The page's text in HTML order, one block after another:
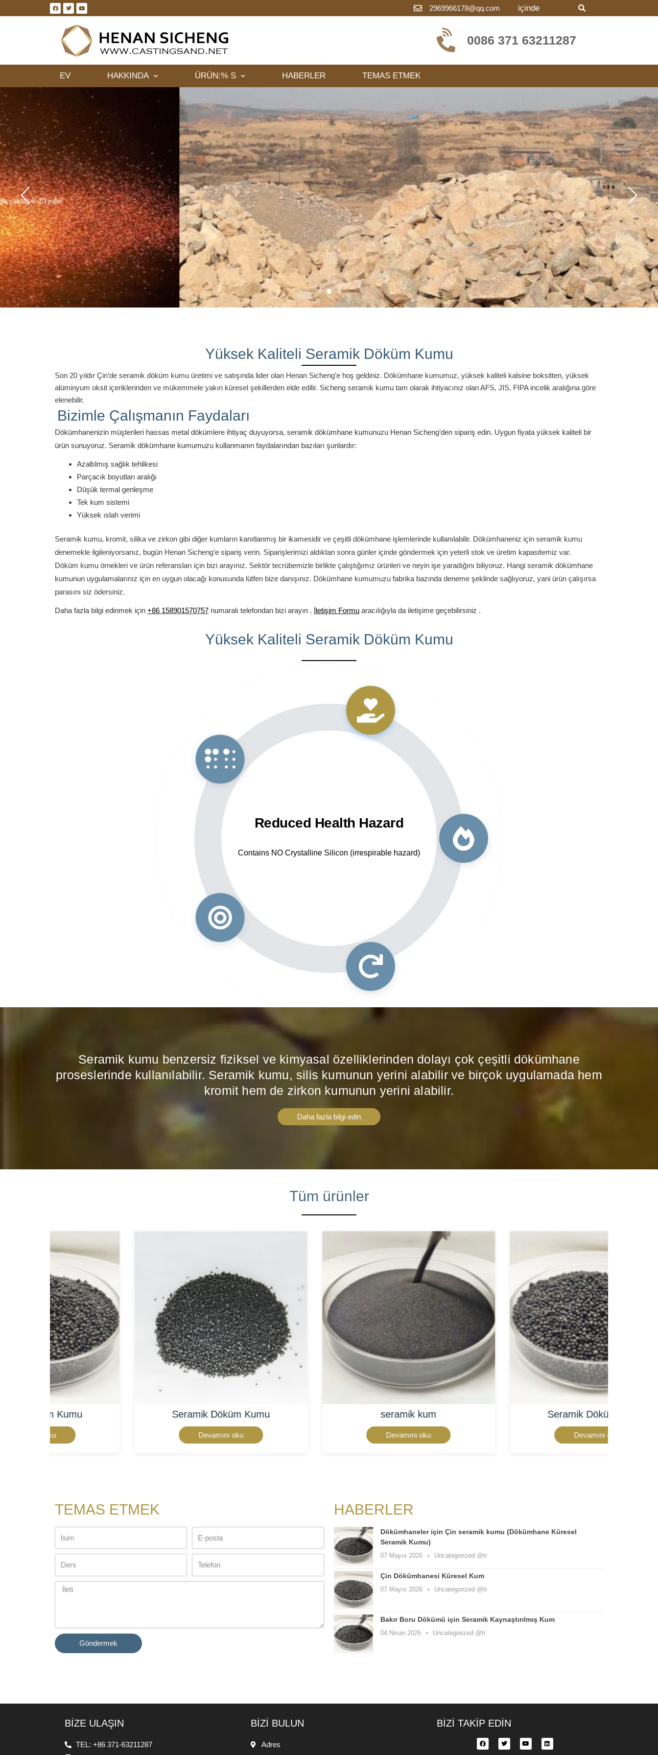
2969966178@qq.com içinde
0086 371 63211287
EV HAKKINDA ÜRÜN:% S HABERLER TEMAS ETMEK
BİLGİ
İnce yüzey pürüzsüzlüğü ve hava geçirgenliği avantajı ile hassas döküm, kaplamalı kum ve kendiliğinden sertleşen kum vb. için yeni tip bir
döküm malzemesidir.
Yüksek Kaliteli Seramik Döküm Kumu
Son 20 yıldır Çin’de seramik döküm kumu üretimi ve satışında lider olan Henan Sicheng’e hoş geldiniz. Dökümhane kumumuz, yüksek kaliteli kalsine boksitten, yüksek
alüminyum oksit içeriklerinden ve mükemmele yakın küresel şekillerden elde edilir. Sicheng seramik kumu tam olarak ihtiyacınız olan AFS, JIS, FIPA incelik aralığına göre
elenebilir.
Bizimle Çalışmanın Faydaları
Dökümhanenizin müşterileri hassas metal dökümlere ihtiyaç duyuyorsa, seramik dökümhane kumunuzu Henan Sicheng’den sipariş edin. Uygun fiyata yüksek kaliteli bir
ürün sunuyoruz. Seramik dökümhane kumumuzu kullanmanın faydalarından bazıları şunlardır:
Azaltılmış sağlık tehlikesi
Parçacık boyutları aralığı
Düşük termal genleşme
Tek kum sistemi
Yüksek ıslah verimi
Seramik kumu, kromit, silika ve zirkon gibi diğer kumların kanıtlanmış bir ikamesidir ve çeşitli dökümhane işlemlerinde kullanılabilir. Dökümhaneniz için seramik kumu
denemekle ilgileniyorsanız, bugün Henan Sicheng’e sipariş verin. Siparişlerimizi aldıktan sonra günler içinde göndermek için yeterli stok ve üretim kapasitemiz var.
Döküm kumu örnekleri ve ürün referansları için bizi arayınız. Sektör tecrübemizle birlikte çalıştığımız ürünleri ve neyin işe yaradığını biliyoruz. Hangi seramik dökümhane
kumunun uygulamalarınız için en uygun olacağı konusunda lütfen bize danışınız. Dökümhane kumumuzu fabrika bazında deneme şeklinde sağlıyoruz, yani ürün çalışırsa
parasını siz ödersiniz.
Daha fazla bilgi edinmek için +86 158901570757 numaralı telefondan bizi arayın . İletişim Formu aracılığıyla da iletişime geçebilirsiniz .
Yüksek Kaliteli Seramik Döküm Kumu
Reduced Health Hazard
Contains NO Crystalline Silicon (irrespirable hazard)
Seramik kumu benzersiz fiziksel ve kimyasal özelliklerinden dolayı çok çeşitli dökümhane
proseslerinde kullanılabilir. Seramik kumu, silis kumunun yerini alabilir ve birçok uygulamada hem
kromit hem de zirkon kumunun yerini alabilir.
Daha fazla bilgi edin
Tüm ürünler
Seramik Döküm Kumu Seramik Döküm Kumu
TEMAS ETMEK
Göndermek
HABERLER
Dökümhaneler için Çin seramik kumu (Dökümhane Küresel
Seramik Kumu)
07 Mayıs 2026 Uncategorized @tr
Çin Dökümhanesi Küresel Kum
07 Mayıs 2026 Uncategorized @tr
Bakır Boru Dökümü için Seramik Kaynaştırılmış Kum
04 Nisan 2026 Uncategorized @tr
BİZE ULAŞIN
TEL: +86 371-63211287
BİZİ BULUN
Adres
BİZİ TAKİP EDİN